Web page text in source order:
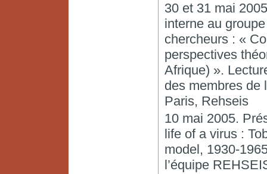
30 et 31 mai
interne au
chercheurs : «
perspectives
Afrique) ».
des membres de
Paris, Rehseis
10 mai 2005.
life of a virus :
model, 1930-
l’équipe